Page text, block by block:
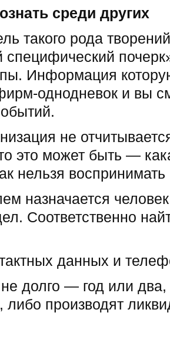
среди других
такого рода
специфический
Информация
однодневок и вы
не
это может быть —
нельзя
назначается
Соответственно
данных и
долго — год или
либо производят